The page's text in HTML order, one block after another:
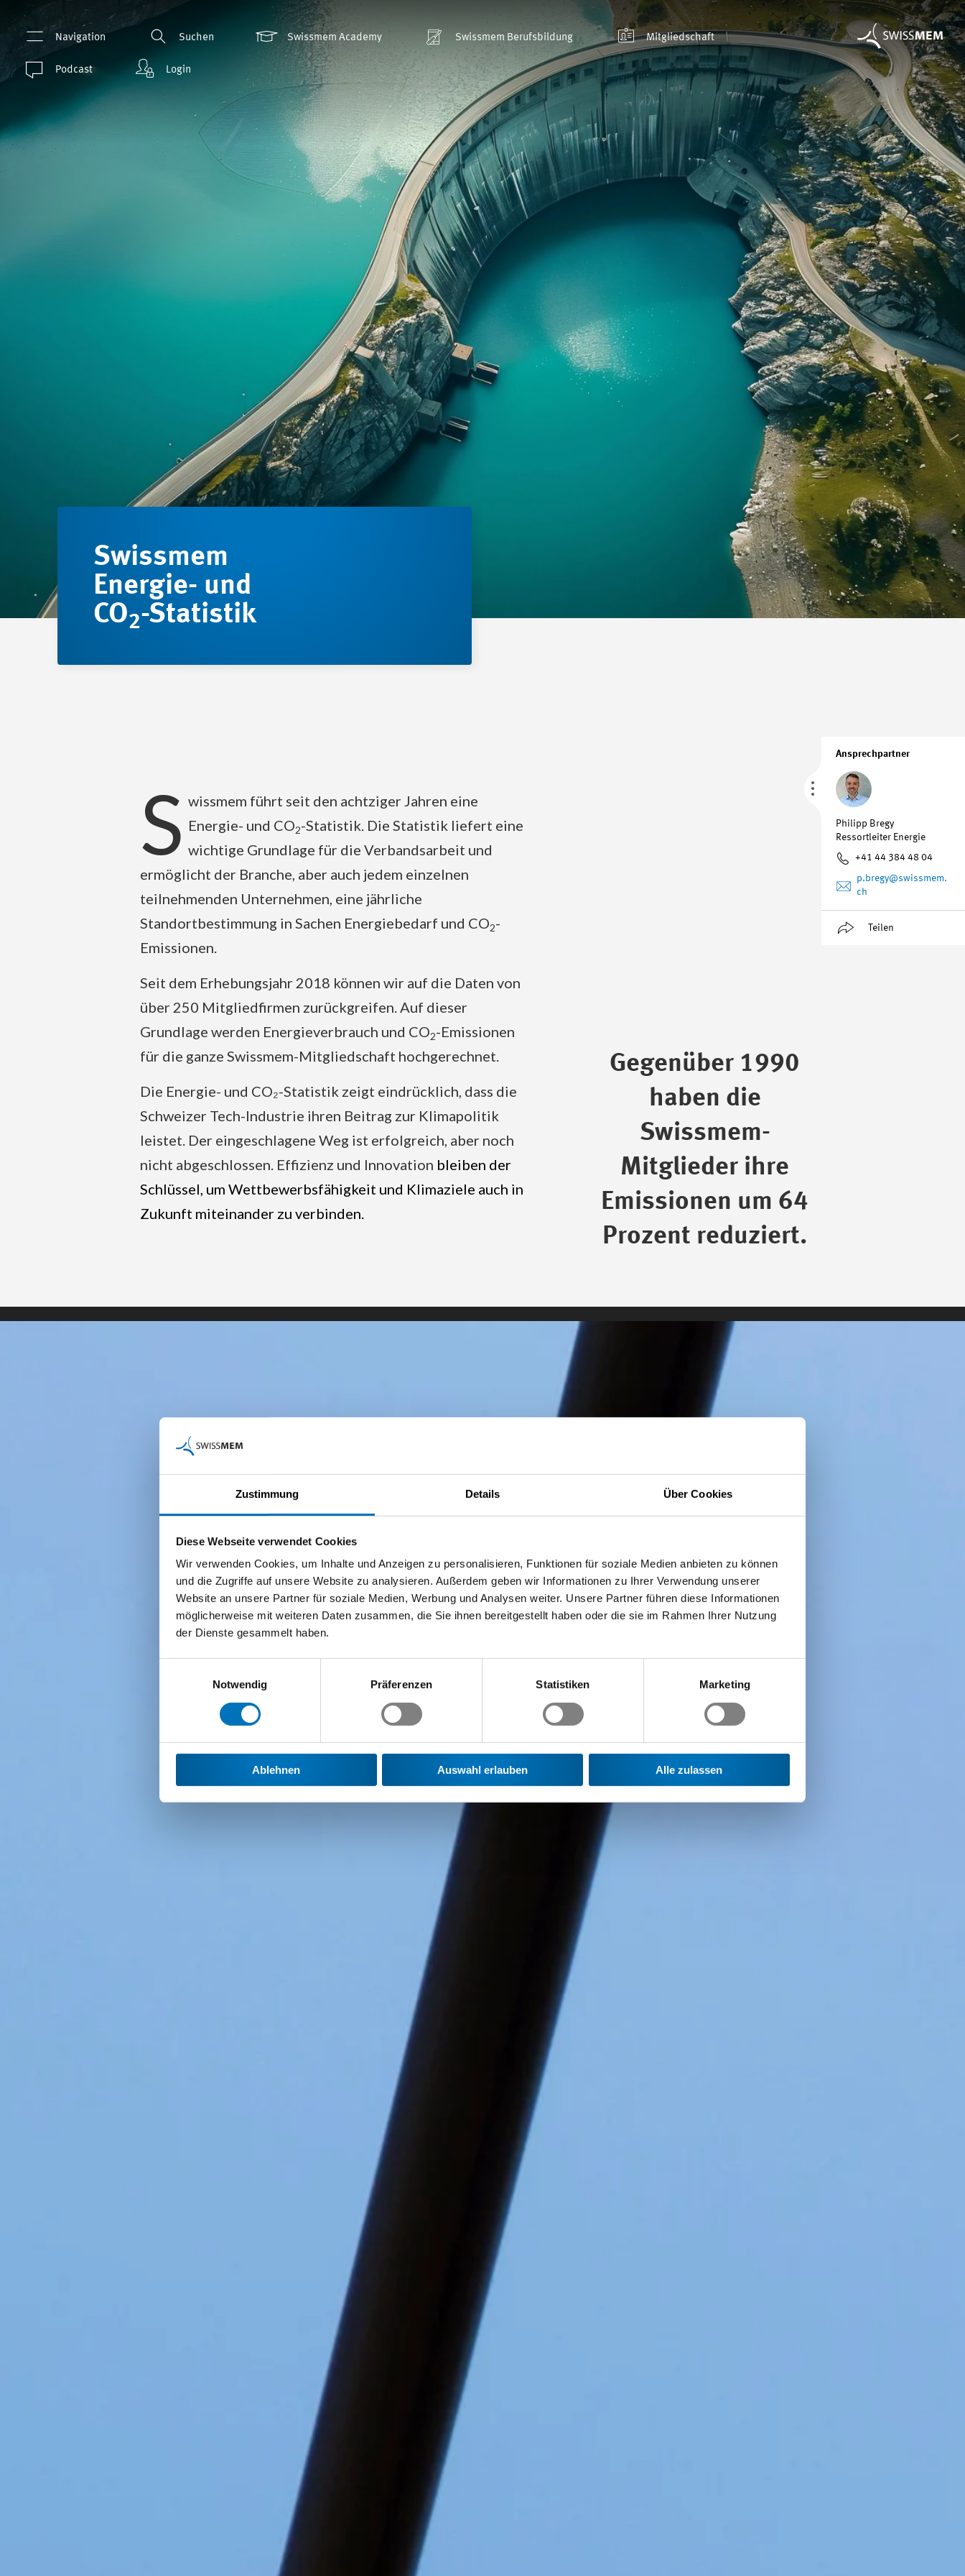
Zustimmung Details Über Cookies
Diese Webseite verwendet Cookies
Wir verwenden Cookies, um Inhalte und Anzeigen zu personalisieren, Funktionen für soziale Medien anbieten zu können
und die Zugriffe auf unsere Website zu analysieren. Außerdem geben wir Informationen zu Ihrer Verwendung unserer
Website an unsere Partner für soziale Medien, Werbung und Analysen weiter. Unsere Partner führen diese Informationen
möglicherweise mit weiteren Daten zusammen, die Sie ihnen bereitgestellt haben oder die sie im Rahmen Ihrer Nutzung
der Dienste gesammelt haben.
Notwendig
Präferenzen Statistiken Marketing
Ablehnen Auswahl erlauben Alle zulassen
Navigation Suchen Swissmem Academy Swissmem Berufsbildung Mitgliedschaft
Podcast Login
Swissmem
Energie- und
CO2-Statistik
Ansprechpartner
Philipp Bregy
Ressortleiter Energie
+41 44 384 48 04
p.bregy@swissmem.
ch
Teilen
S wissmem führt seit den achtziger Jahren eine
Energie- und CO2-Statistik. Die Statistik liefert eine
wichtige Grundlage für die Verbandsarbeit und
ermöglicht der Branche, aber auch jedem einzelnen
teilnehmenden Unternehmen, eine jährliche
Standortbestimmung in Sachen Energiebedarf und CO2-
Emissionen.
Seit dem Erhebungsjahr 2018 können wir auf die Daten von
über 250 Mitgliedfirmen zurückgreifen. Auf dieser
Grundlage werden Energieverbrauch und CO2-Emissionen
für die ganze Swissmem-Mitgliedschaft hochgerechnet.
Die Energie- und CO₂-Statistik zeigt eindrücklich, dass die
Schweizer Tech-Industrie ihren Beitrag zur Klimapolitik
leistet. Der eingeschlagene Weg ist erfolgreich, aber noch
nicht abgeschlossen. Effizienz und Innovation bleiben der
Schlüssel, um Wettbewerbsfähigkeit und Klimaziele auch in
Zukunft miteinander zu verbinden.
Gegenüber 1990
haben die
Swissmem-
Mitglieder ihre
Emissionen um 64
Prozent reduziert.